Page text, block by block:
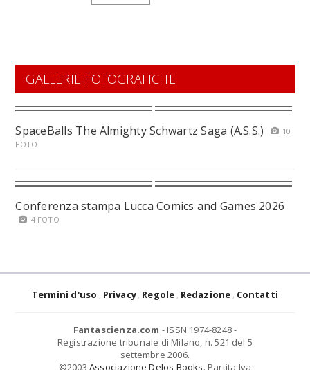
GALLERIE FOTOGRAFICHE
SpaceBalls The Almighty Schwartz Saga (A.S.S.)
10
FOTO
Conferenza stampa Lucca Comics and Games 2026
4 FOTO
Termini d'uso Privacy Regole Redazione Contatti
Fantascienza.com - ISSN 1974-8248 -
Registrazione tribunale di Milano, n. 521 del 5
settembre 2006.
©2003 Associazione Delos Books. Partita Iva